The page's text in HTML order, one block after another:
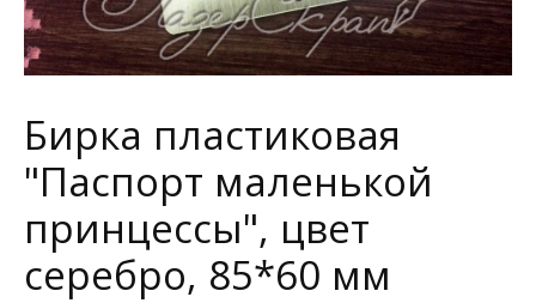
Бирка пластиковая
"Паспорт маленькой
принцессы", цвет
серебро, 85*60 мм